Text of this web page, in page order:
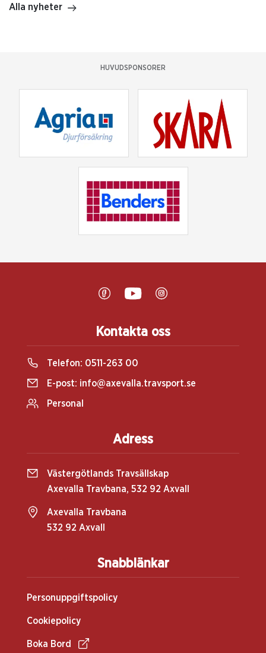
Alla nyheter
HUVUDSPONSORER
Snabblänkar
Personuppgiftspolicy
Cookiepolicy
Boka Bord
Kontakta oss
Telefon: 0511-263 00
E-post: info@axevalla.travsport.se
Personal
Adress
Västergötlands Travsällskap
Axevalla Travbana, 532 92 Axvall
Axevalla Travbana
532 92 Axvall